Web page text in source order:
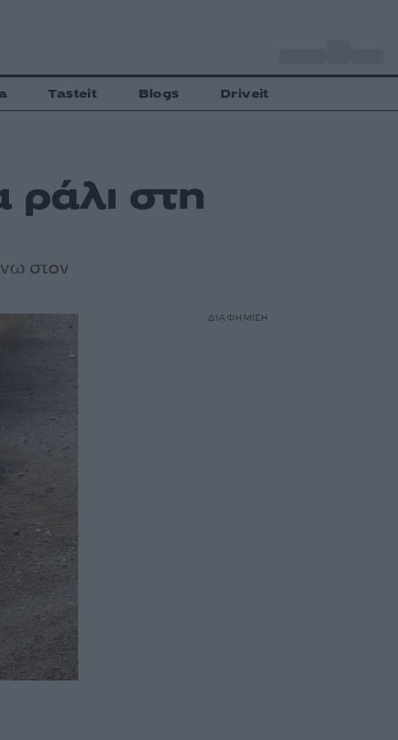
Tasteit Blogs Driveit
ράλι στη
στον
ΔΙΑΦΗΜΙΣΗ